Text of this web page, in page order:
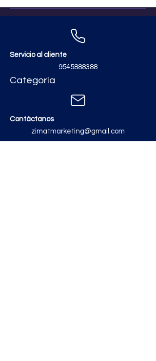
Servicio al cliente
9545888388
Categoría
Contáctanos
zimatmarketing@gmail.com